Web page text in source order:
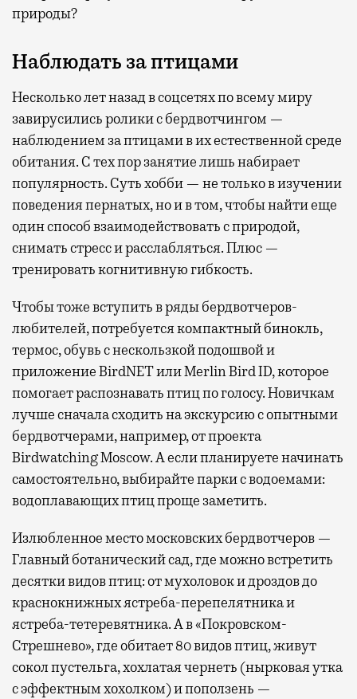
природы?
Наблюдать за птицами
Несколько лет назад в соцсетях по всему миру
завирусились ролики с бердвотчингом —
наблюдением за птицами в их естественной среде
обитания. С тех пор занятие лишь набирает
популярность. Суть хобби — не только в изучении
поведения пернатых, но и в том, чтобы найти еще
один способ взаимодействовать с природой,
снимать стресс и расслабляться. Плюс —
тренировать когнитивную гибкость.
Чтобы тоже вступить в ряды бердвотчеров-
любителей, потребуется компактный бинокль,
термос, обувь с нескользкой подошвой и
приложение BirdNET или Merlin Bird ID, которое
помогает распознавать птиц по голосу. Новичкам
лучше сначала сходить на экскурсию с опытными
бердвотчерами, например, от проекта
Birdwatching Moscow. А если планируете начинать
самостоятельно, выбирайте парки с водоемами:
водоплавающих птиц проще заметить.
Излюбленное место московских бердвотчеров —
Главный ботанический сад, где можно встретить
десятки видов птиц: от мухоловок и дроздов до
краснокнижных ястреба-перепелятника и
ястреба-тетеревятника. А в «Покровском-
Стрешнево», где обитает 80 видов птиц, живут
сокол пустельга, хохлатая чернеть (нырковая утка
с эффектным хохолком) и поползень —